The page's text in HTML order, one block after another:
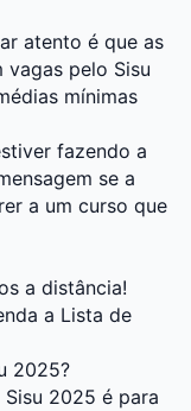
atento é que as
pelo Sisu
mínimas
fazendo a
se a
a um curso que
a distância!
a Lista de
2025?
2025 é para